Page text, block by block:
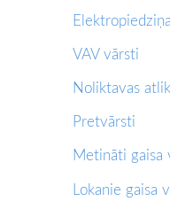
VAV vārsti
Noliktavas
Pretvārsti
Metināti gaisa
Lokanie gaisa